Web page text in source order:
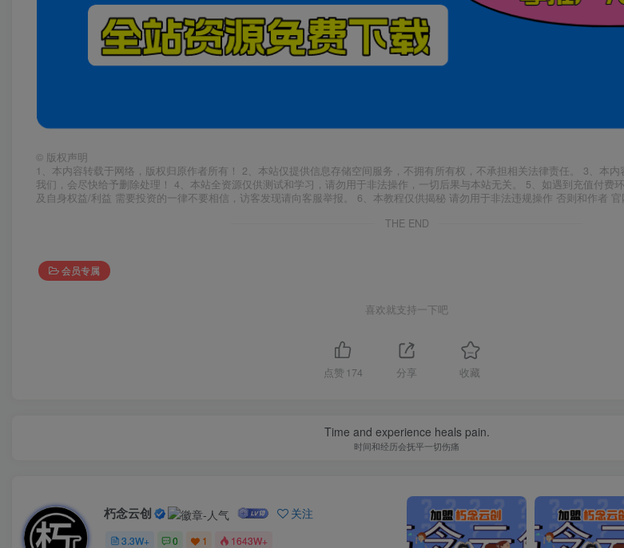
© 版权声明
1、本内容转载于网络，版权归原作者所有！ 2、本站仅提供信息存储空间服务，不拥有所有权，不承担相关法律责任。 3、本
我们，会尽快给予删除处理！ 4、本站全资源仅供测试和学习，请勿用于非法操作，一切后果与本站无关。 5、如遇到充值付费
及自身权益/利益 需要投资的一律不要相信，访客发现请向客服举报。 6、本教程仅供揭秘 请勿用于非法违规操作 否则和作者 官
THE END
会员专属
喜欢就支持一下吧
点赞 174 分享 收藏
Time and experience heals pain.
时间和经历会抚平一切伤痛
朽念云创 关注
3.3W+ 0 1 1643W+